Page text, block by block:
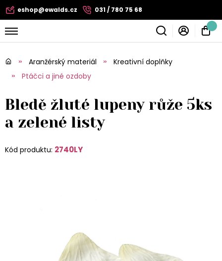
eshop@ewalds.cz 031 / 780 75 68
Aranžérský materiál
Kreativní doplňky
Ptáčci a jiné ozdoby
Bledě žluté lupeny růže 5ks
a zelené listy
Kód produktu: 2740LY